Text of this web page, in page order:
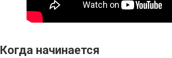
Когда начинается